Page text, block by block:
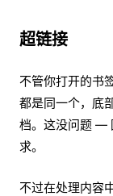
超链接
不管你打开的书
都是同一个，底
档。这没问题 —
求。
不过在处理内容